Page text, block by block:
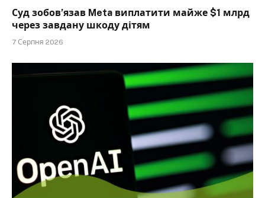
Суд зобов’язав Meta виплатити майже $1 млрд
через завдану шкоду дітям
7 Серпня 2026